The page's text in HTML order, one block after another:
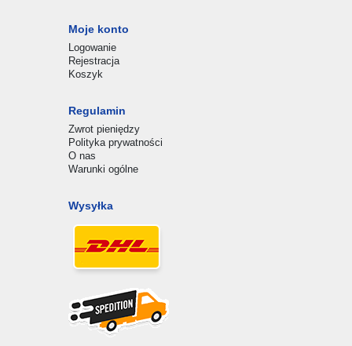
Moje konto
Logowanie
Rejestracja
Koszyk
Regulamin
Zwrot pieniędzy
Polityka prywatności
O nas
Warunki ogólne
Wysyłka